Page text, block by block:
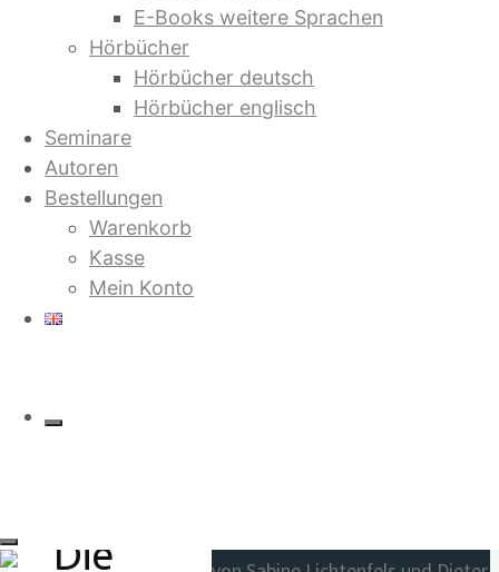
E-Books weitere Sprachen
Hörbücher
Hörbücher deutsch
Hörbücher englisch
Seminare
Autoren
Bestellungen
Warenkorb
Kasse
Mein Konto
Heilige Matrix
Alle 3 Ergebnisse
werden angezeigt
Die